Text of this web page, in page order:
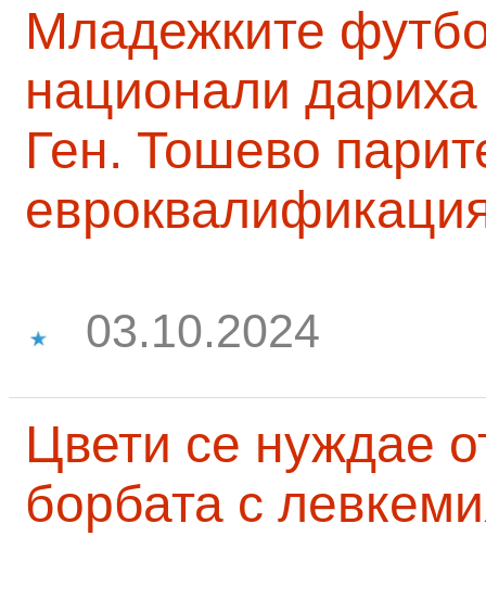
Младежките
национали
Ген. Тошево
03.10.2024
Цвети се нуждае
борбата с